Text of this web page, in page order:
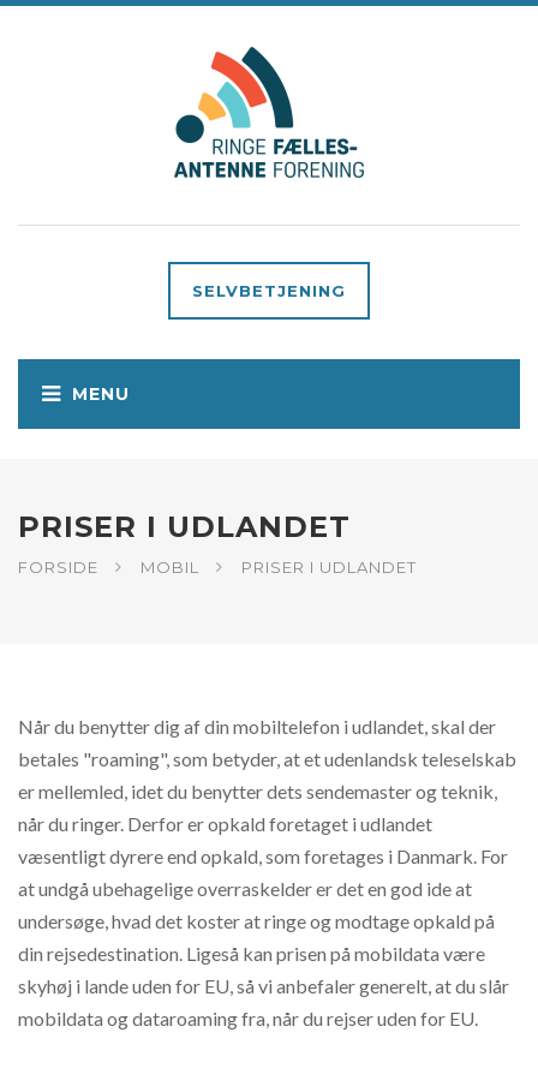
SELVBETJENING
PRISER I UDLANDET
FORSIDE MOBIL PRISER I UDLANDET
Når du benytter dig af din mobiltelefon i udlandet, skal der
betales "roaming", som betyder, at et udenlandsk teleselskab
er mellemled, idet du benytter dets sendemaster og teknik,
når du ringer. Derfor er opkald foretaget i udlandet
væsentligt dyrere end opkald, som foretages i Danmark. For
at undgå ubehagelige overraskelder er det en god ide at
undersøge, hvad det koster at ringe og modtage opkald på
din rejsedestination. Ligeså kan prisen på mobildata være
skyhøj i lande uden for EU, så vi anbefaler generelt, at du slår
mobildata og dataroaming fra, når du rejser uden for EU.